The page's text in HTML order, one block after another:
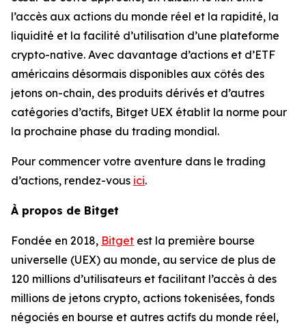
l’accès aux actions du monde réel et la rapidité, la
liquidité et la facilité d’utilisation d’une plateforme
crypto-native. Avec davantage d’actions et d’ETF
américains désormais disponibles aux côtés des
jetons on-chain, des produits dérivés et d’autres
catégories d’actifs, Bitget UEX établit la norme pour
la prochaine phase du trading mondial.
Pour commencer votre aventure dans le trading
d’actions, rendez-vous ici.
À propos de Bitget
Fondée en 2018, Bitget est la première bourse
universelle (UEX) au monde, au service de plus de
120 millions d’utilisateurs et facilitant l’accès à des
millions de jetons crypto, actions tokenisées, fonds
négociés en bourse et autres actifs du monde réel,